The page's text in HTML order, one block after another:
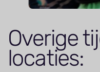
Overige
locaties: